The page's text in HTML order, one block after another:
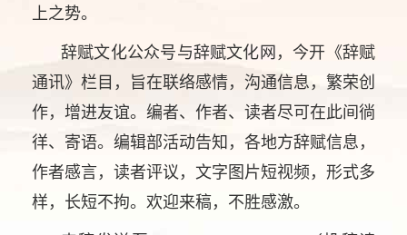
上之势。
辞赋文化公众号与辞赋文化网，今开《辞赋
通讯》栏目，旨在联络感情，沟通信息，繁荣创
作，增进友谊。编者、作者、读者尽可在此间徜
徉、寄语。编辑部活动告知，各地方辞赋信息，
作者感言，读者评议，文字图片短视频，形式多
样，长短不拘。欢迎来稿，不胜感激。